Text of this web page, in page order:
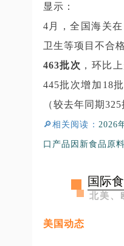
显示：
4月，全国海关
卫生等项目不合
463批次 ，环比
445批次增加18
（较去年同期
🔎相关阅读： 2026
口产品因新食品原
国际
北美、
美国动态